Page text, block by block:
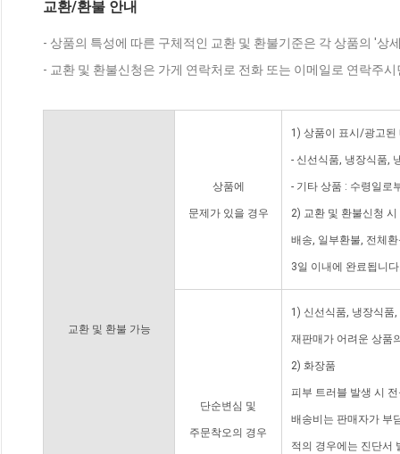
교환/환불 안내
- 상품의 특성에 따른 구체적인 교환 및 환불기준은 각 상품의 '상
- 교환 및 환불신청은 가게 연락처로 전화 또는 이메일로 연락주
교환 및 환불 가능
상품에
문제가 있을 경우
1) 상품이 표시/광고된
- 신선식품, 냉장식품,
- 기타 상품 : 수령일로
2) 교환 및 환불신청
배송, 일부환불, 전체
3일 이내에 완료됩니
단순변심 및
주문착오의 경우
1) 신선식품, 냉장식품
재판매가 어려운 상품
2) 화장품
피부 트러블 발생 시
배송비는 판매자가 부
적의 경우에는 진단서